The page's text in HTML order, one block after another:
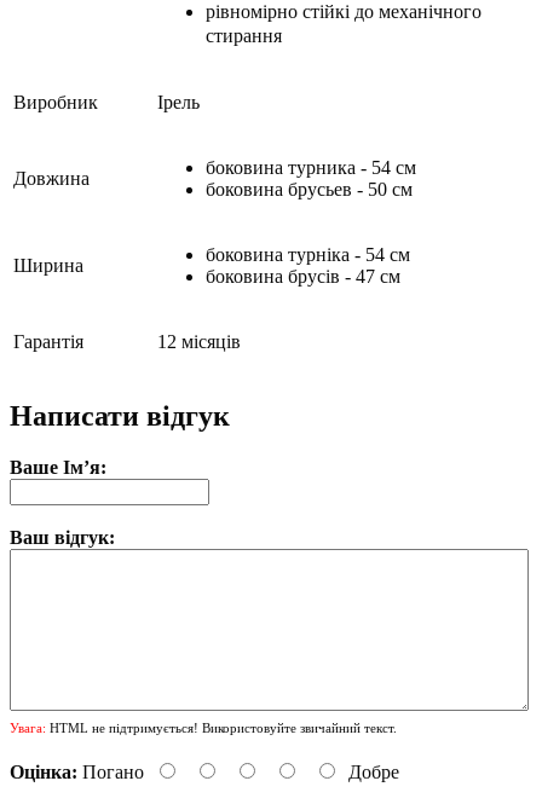
рівномірно стійкі до механічного
стирання
Виробник Ірель
Довжина
боковина турника - 54 см
боковина брусьев - 50 см
Ширина
боковина турніка - 54 см
боковина брусів - 47 см
Гарантія 12 місяців
Написати відгук
Ваше Ім’я:
Ваш відгук:
Увага: HTML не підтримується! Використовуйте звичайний текст.
Оцінка: Погано Добре